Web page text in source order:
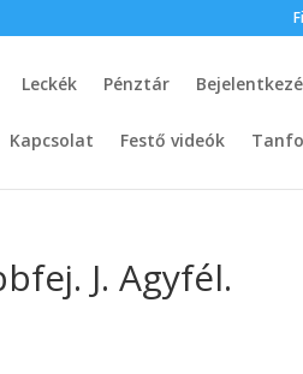
Leckék Pénztár
Kapcsolat Festő videók
J. Agyfél.